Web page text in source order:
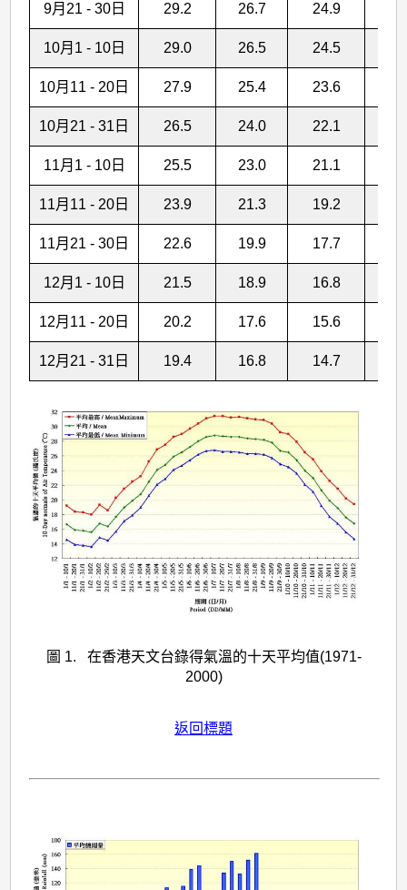
9月21 - 30日 29.2 26.7 24.9
10月1 - 10日 29.0 26.5 24.5
10月11 - 20日 27.9 25.4 23.6
10月21 - 31日 26.5 24.0 22.1
11月1 - 10日 25.5 23.0 21.1
11月11 - 20日 23.9 21.3 19.2
11月21 - 30日 22.6 19.9 17.7
12月1 - 10日 21.5 18.9 16.8
12月11 - 20日 20.2 17.6 15.6
12月21 - 31日 19.4 16.8 14.7
圖 1. 在香港天文台錄得氣溫的十天平均值(1971-
2000)
返回標題